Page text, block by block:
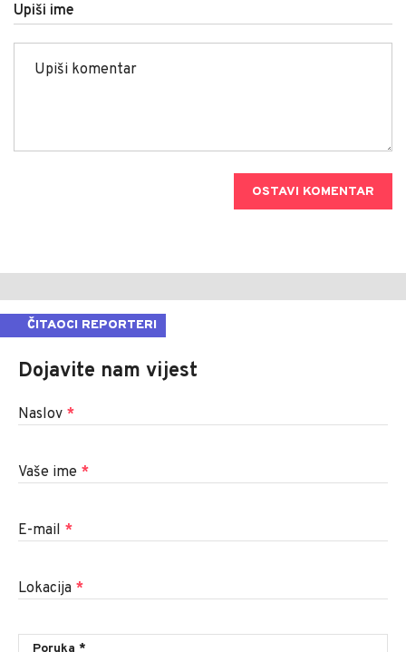
Upiši ime
OSTAVI KOMENTAR
ČITAOCI REPORTERI
Dojavite nam vijest
Naslov *
Vaše ime *
E-mail *
Lokacija *